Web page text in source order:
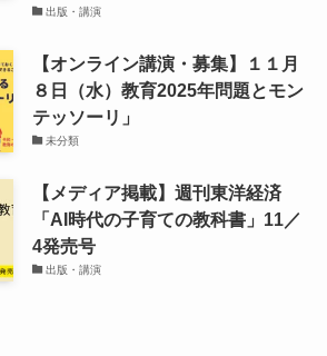
出版・講演
【オンライン講演・募集】１１月
８日（水）教育2025年問題とモン
テッソーリ」
未分類
【メディア掲載】週刊東洋経済
「AI時代の子育ての教科書」11／
4発売号
出版・講演